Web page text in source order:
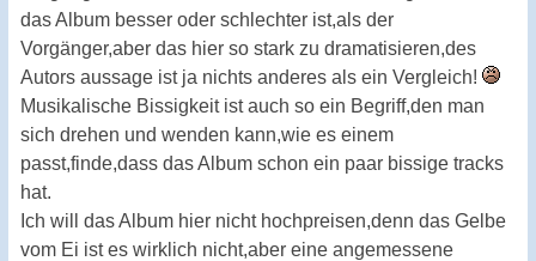
das Album besser oder schlechter ist,als der
Vorgänger,aber das hier so stark zu dramatisieren,des
Autors aussage ist ja nichts anderes als ein Vergleich!
Musikalische Bissigkeit ist auch so ein Begriff,den man
sich drehen und wenden kann,wie es einem
passt,finde,dass das Album schon ein paar bissige tracks
hat.
Ich will das Album hier nicht hochpreisen,denn das Gelbe
vom Ei ist es wirklich nicht,aber eine angemessene